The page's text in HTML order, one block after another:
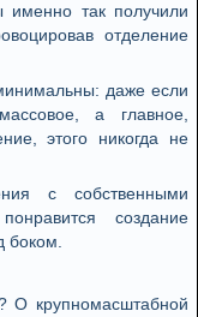
именно так получили
отделение
даже если
а главное,
этого никогда не
с собственными
создание
боком.
О крупномасштабной